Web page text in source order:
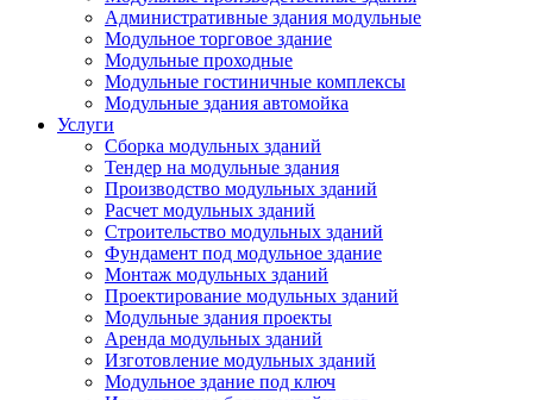
Административные здания модульные
Модульное торговое здание
Модульные проходные
Модульные гостиничные комплексы
Модульные здания автомойка
Услуги
Сборка модульных зданий
Тендер на модульные здания
Производство модульных зданий
Расчет модульных зданий
Строительство модульных зданий
Фундамент под модульное здание
Монтаж модульных зданий
Проектирование модульных зданий
Модульные здания проекты
Аренда модульных зданий
Изготовление модульных зданий
Модульное здание под ключ